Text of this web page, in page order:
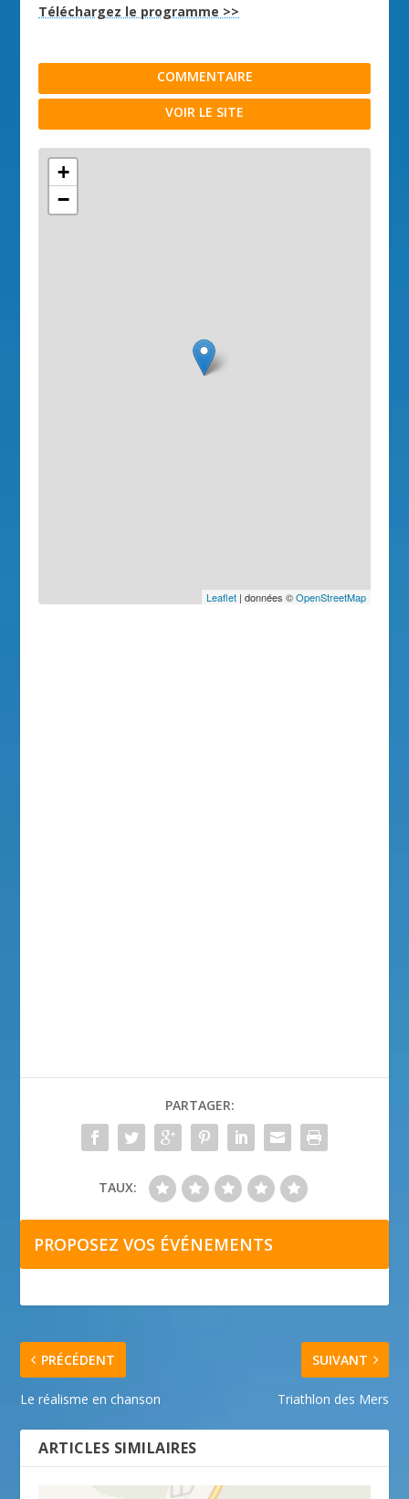
Téléchargez le programme >>
COMMENTAIRE
VOIR LE SITE
+
−
Leaflet| données ©OpenStreetMap
PARTAGER:
TAUX:
PROPOSEZ VOS ÉVÉNEMENTS
PRÉCÉDENT
Le réalisme en chanson
SUIVANT
Triathlon des Mers
ARTICLES SIMILAIRES